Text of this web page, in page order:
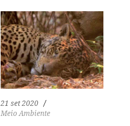
21 set 2020
Meio Ambiente